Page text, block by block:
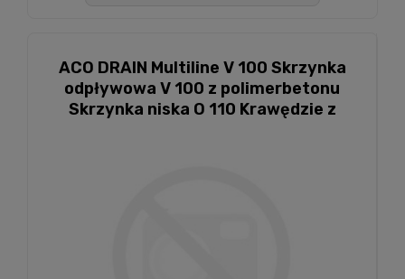
ACO DRAIN Multiline V 100 Skrzynka
odpływowa V 100 z polimerbetonu
Skrzynka niska O 110 Krawędzie z